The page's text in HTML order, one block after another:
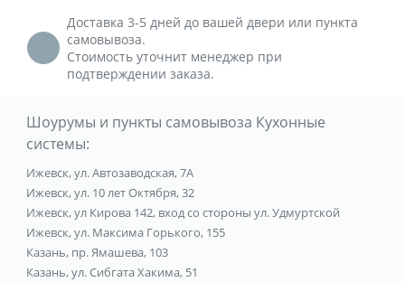
Доставка 3-5 дней до вашей двери или пункта
самовывоза.
Стоимость уточнит менеджер при
подтверждении заказа.
Шоурумы и пункты самовывоза Кухонные
системы:
Ижевск, ул. Автозаводская, 7А
Ижевск, ул. 10 лет Октября, 32
Ижевск, ул Кирова 142, вход со стороны ул. Удмуртской
Ижевск, ул. Максима Горького, 155
Казань, пр. Ямашева, 103
Казань, ул. Сибгата Хакима, 51